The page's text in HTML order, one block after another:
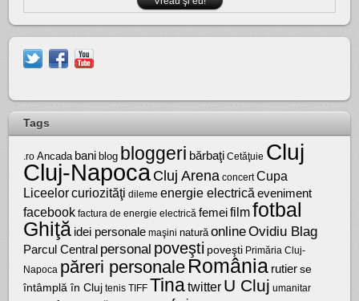
Tags
.ro Ancada bani blog bloggeri bărbaţi Cetăţuie Cluj
Cluj-NapocaCluj Arena concert Cupa
Liceelorcuriozităţi dileme energie electrică eveniment
facebook factura de energie electrică femei filmfotbal
Ghiţă idei personale maşini natură onlineOvidiu Blag
Parcul Central personal poveşti poveşti Primăria Cluj-
Napoca păreri personale România rutier se
întâmplă în Cluj tenis TIFF Tinatwitter U Cluj umanitar